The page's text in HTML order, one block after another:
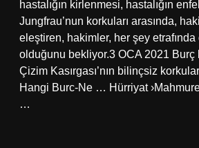
hastalığın kirlenmesi, hastalığın
Jungfrau’nun korkuları arasında,
eleştiren, hakimler, her şey
olduğunu bekliyor.3 OCA 2021 Burç
Çizim Kasırgası’nın bilinçsiz
Hangi Burc-Ne … Hürriyat
…